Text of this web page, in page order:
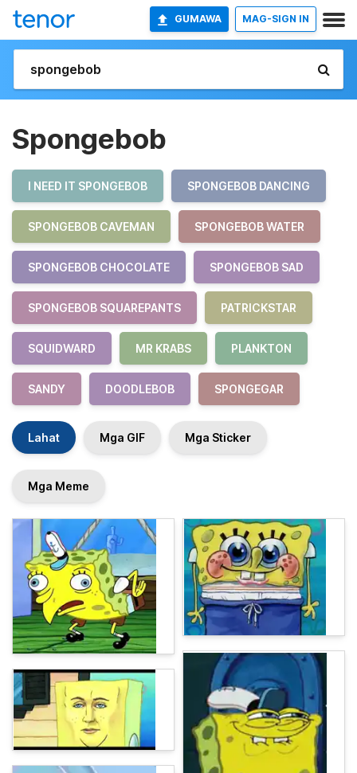
GUMAWA MAG-SIGN IN
Spongebob
I NEED IT SPONGEBOB SPONGEBOB DANCING
SPONGEBOB CAVEMAN SPONGEBOB WATER
SPONGEBOB CHOCOLATE SPONGEBOB SAD
SPONGEBOB SQUAREPANTS PATRICKSTAR
SQUIDWARD MR KRABS PLANKTON
SANDY DOODLEBOB SPONGEGAR
Lahat Mga GIF Mga Sticker
Mga Meme